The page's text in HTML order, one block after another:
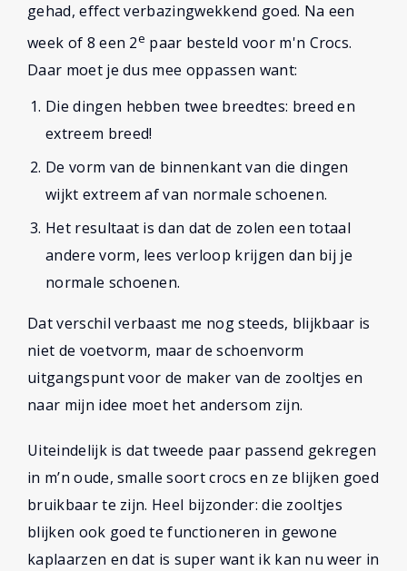
gehad, effect verbazingwekkend goed. Na een
week of 8 een 2e paar besteld voor m'n Crocs.
Daar moet je dus mee oppassen want:
Die dingen hebben twee breedtes: breed en
extreem breed!
De vorm van de binnenkant van die dingen
wijkt extreem af van normale schoenen.
Het resultaat is dan dat de zolen een totaal
andere vorm, lees verloop krijgen dan bij je
normale schoenen.
Dat verschil verbaast me nog steeds, blijkbaar is
niet de voetvorm, maar de schoenvorm
uitgangspunt voor de maker van de zooltjes en
naar mijn idee moet het andersom zijn.
Uiteindelijk is dat tweede paar passend gekregen
in m’n oude, smalle soort crocs en ze blijken goed
bruikbaar te zijn. Heel bijzonder: die zooltjes
blijken ook goed te functioneren in gewone
kaplaarzen en dat is super want ik kan nu weer in